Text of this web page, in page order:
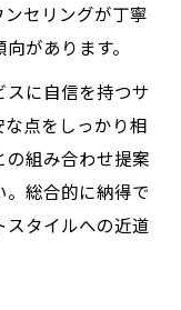
セリングが丁寧
があります。
スに自信を持つサ
点をしっかり相
の組み合わせ提案
。総合的に納得で
スタイルへの近道